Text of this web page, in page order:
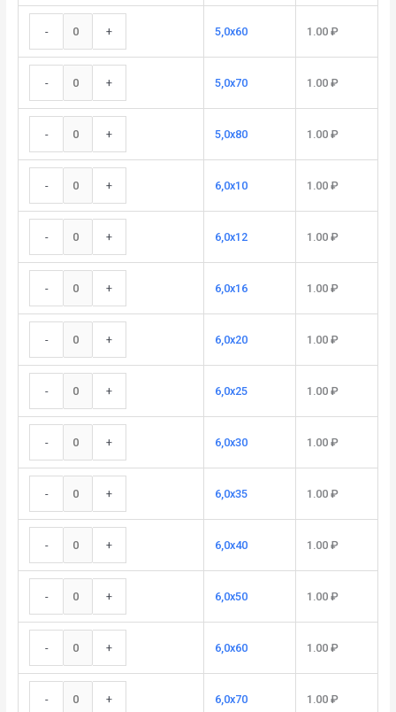
- + 5,0x60 1.00₽
- + 5,0x70 1.00₽
- + 5,0x80 1.00₽
- + 6,0x10 1.00₽
- + 6,0x12 1.00₽
- + 6,0x16 1.00₽
- + 6,0x20 1.00₽
- + 6,0x25 1.00₽
- + 6,0x30 1.00₽
- + 6,0x35 1.00₽
- + 6,0x40 1.00₽
- + 6,0x50 1.00₽
- + 6,0x60 1.00₽
- + 6,0x70 1.00₽